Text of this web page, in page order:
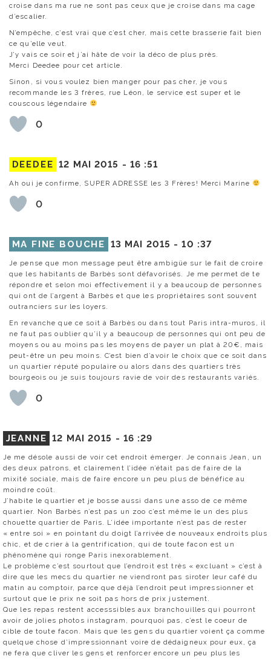
croise dans ma rue ne sont pas ceux que je croise dans ma cage
d’escalier.
N’empêche, c’est vrai que c’est cher, mais cette brasserie fait bien
ce qu’elle veut.
J’y vais ce soir et j’ai hâte de voir la déco de plus près.
Merci Deedee pour cet article.
Sinon, si vous voulez bien manger pour pas cher, je vous
recommande les 3 frères, rue Léon, le service est super et le
couscous légendaire
0
DEEDEE 12 MAI 2015 - 16 :51
Ah oui je confirme, SUPER ADRESSE les 3 Frères! Merci Marine
0
MA FINE BOUCHE 13 MAI 2015 -10 :37
Je pense que mon message peut être ambigüe sur le fait de croire
que les habitants de Barbès sont défavorisés. Je me permet de te
répondre et selon moi effectivement il y a beaucoup de personnes
qui ont de l’argent à Barbès et que les propriétaires sont souvent
outranciers sur les loyers.
En revanche que ce soit à Barbès ou dans tout Paris intra-muros, il
ne faut pas oublier qu’il y a beaucoup de personnes qui ont peu de
moyens ou au moins pas les moyens de payer un plat à 20€, mais
peut-être un peu moins. C’est bien d’avoir le choix que ce soit dans
un quartier réputé populaire ou alors dans des quartiers très
bourgeois ou je suis toujours ravie de voir des restaurants variés.
0
JEANNE 12 MAI 2015 - 16 :29
Je me désole aussi de voir cet endroit émerger. Je connais Jean, un
des deux patrons, et clairement l’idée n’était pas de faire de la
mixité sociale, mais de faire encore un peu plus de bénéfice au
moindre coût.
J’habite le quartier et je bosse aussi dans une asso de ce même
quartier. Non Barbès n’est pas un zoo c’est même le un des plus
chouette quartier de Paris. L’idée importante n’est pas de rester
« entre soi » en pointant du doigt l’arrivée de nouveaux endroits plus
chic, et de crier à la gentrification, qui de toute facon est un
phénomène qui ronge Paris inexorablement.
Le problème c’est sourtout que l’endroit est très « excluant » c’est à
dire que les mecs du quartier ne viendront pas siroter leur café du
matin au comptoir, parce que déjà l’endroit peut impressionner et
surtout que le prix ne soit pas hors de prix justement.
Que les repas restent accesssibles aux branchouilles qui pourront
avoir de jolies photos instagram, pourquoi pas, c’est le coeur de
cible de toute facon. Mais que les gens du quartier voient ça comme
quelque chose d’impressionnant voire de dédaigneux pour eux, ça
ne fera que cliver les gens et renforcer encore un peu plus les